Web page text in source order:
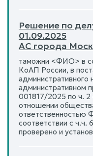
Решение по
01.09.2025
АС города
таможни <ФИО> в
КоАП России, в
административного
административном
001817/2025 по ч. 2
отношении
ответственностью
соответствии с
проверено и